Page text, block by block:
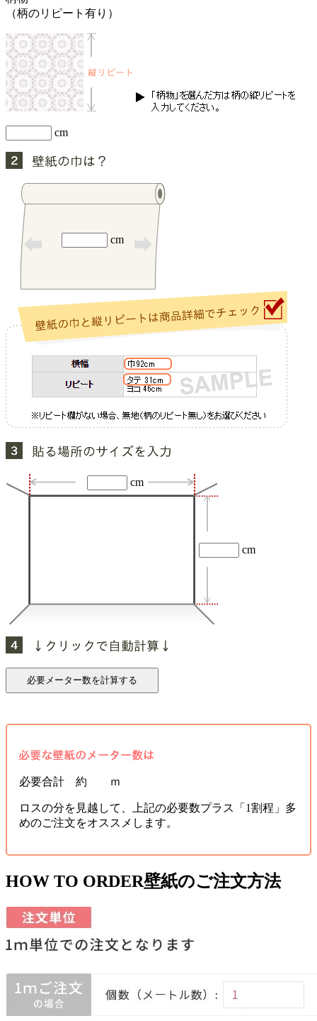
（柄のリピート有り）
cm
cm
cm
cm
必要合計 約 ｍ
ロスの分を見越して、上記の必要数プラス「1割程」多
めのご注文をオススメします。
HOW TO ORDER壁紙のご注文方法